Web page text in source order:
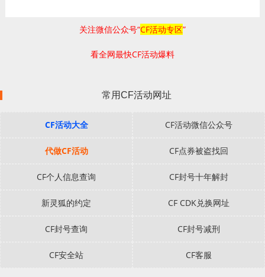
关注微信公众号“CF活动专区”
看全网最快CF活动爆料
常用CF活动网址
CF活动大全 CF活动微信公众号
代做CF活动 CF点券被盗找回
CF个人信息查询 CF封号十年解封
新灵狐的约定 CF CDK兑换网址
CF封号查询 CF封号减刑
CF安全站 CF客服